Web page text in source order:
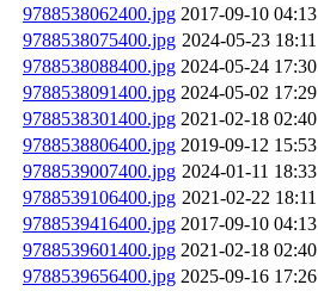
9788538062400.jpg 2017-09-10 04:13
9788538075400.jpg 2024-05-23 18:11
9788538088400.jpg 2024-05-24 17:30
9788538091400.jpg 2024-05-02 17:29
9788538301400.jpg 2021-02-18 02:40
9788538806400.jpg 2019-09-12 15:53
9788539007400.jpg 2024-01-11 18:33
9788539106400.jpg 2021-02-22 18:11
9788539416400.jpg 2017-09-10 04:13
9788539601400.jpg 2021-02-18 02:40
9788539656400.jpg 2025-09-16 17:26